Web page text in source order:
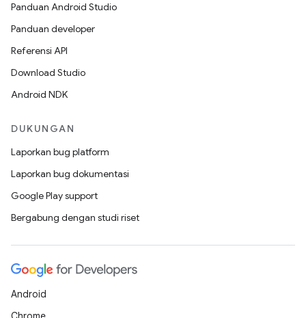
Panduan Android Studio
Panduan developer
Referensi API
Download Studio
Android NDK
DUKUNGAN
Laporkan bug platform
Laporkan bug dokumentasi
Google Play support
Bergabung dengan studi riset
Android